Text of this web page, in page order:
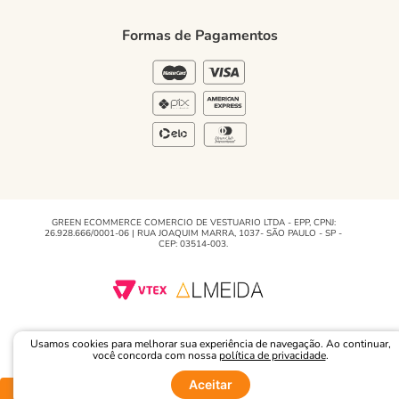
Usamos cookies para melhorar sua experiência de navegação. Ao continuar,
você concorda com nossa política de privacidade.
Aceitar
Regulamento e Promoções
Formas de Pagamentos
GREEN ECOMMERCE COMERCIO DE VESTUARIO LTDA - EPP, CPNJ:
26.928.666/0001-06 | RUA JOAQUIM MARRA, 1037- SÃO PAULO - SP -
CEP: 03514-003.